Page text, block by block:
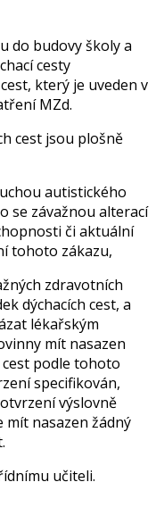
do budovy školy a
cesty
který je uveden v
MZd.
cest jsou plošně
autistického
se závažnou alterací
či aktuální
tohoto zákazu,
zdravotních
dýchacích cest, a
lékařským
mít nasazen
podle tohoto
specifikován,
výslovně
mít nasazen žádný
učiteli.